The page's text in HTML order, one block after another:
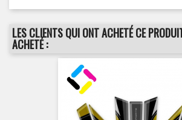
LES CLIENTS QUI ONT ACHETÉ CE
ACHETÉ :